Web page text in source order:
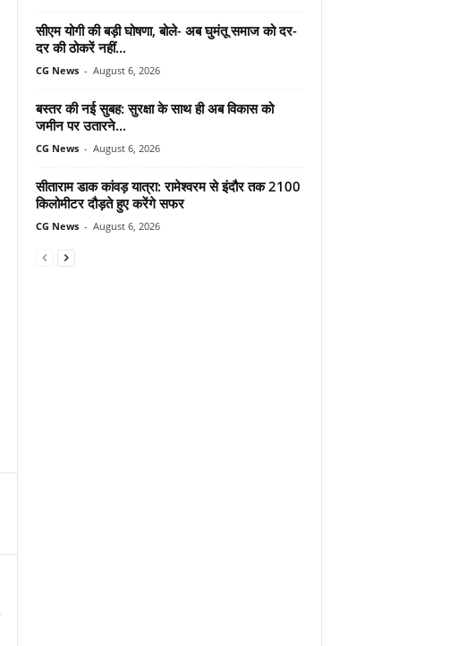
सीएम योगी की बड़ी घोषणा, बोले- अब घुमंतू समाज को दर-
दर की ठोकरें नहीं...
CG News - August 6, 2026
बस्तर की नई सुबह: सुरक्षा के साथ ही अब विकास को
जमीन पर उतारने...
CG News - August 6, 2026
सीताराम डाक कांवड़ यात्रा: रामेश्वरम से इंदौर तक 2100
किलोमीटर दौड़ते हुए करेंगे सफर
CG News - August 6, 2026